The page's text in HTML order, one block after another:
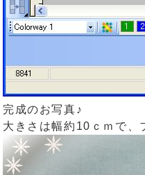
完成のお写真♪
大きさは幅約10ｃｍで、